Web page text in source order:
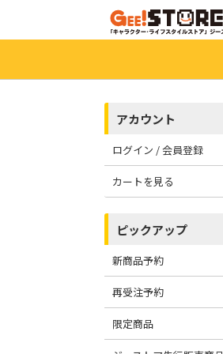
アカウント
ログイン / 会員登録
カートを見る
ピックアップ
新商品予約
再受注予約
限定商品